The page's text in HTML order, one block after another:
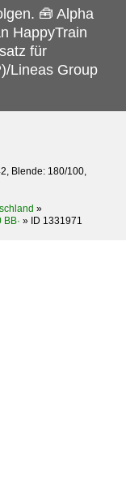
🧰 Alpha
HappyTrain
für
Lineas Group
Blende: 180/100,
»
» ID 1331971